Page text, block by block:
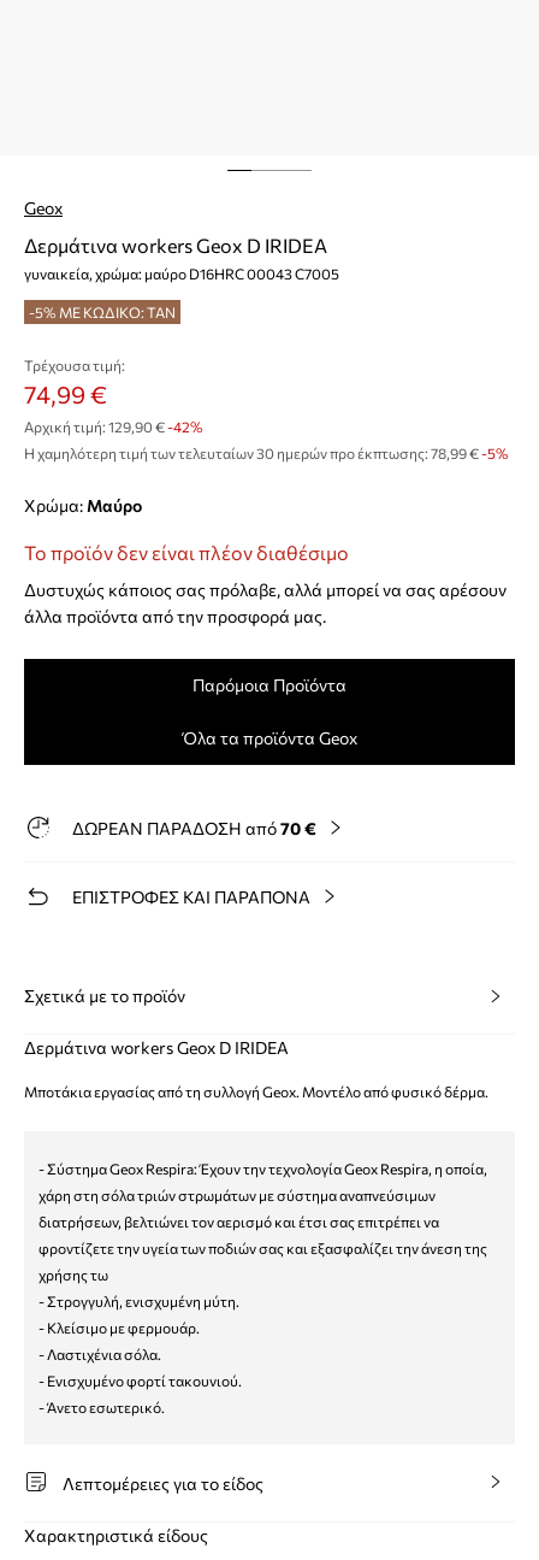
Geox
Δερμάτινα workers Geox D IRIDEA
γυναικεία, χρώμα: μαύρο D16HRC 00043 C7005
-5% ΜΕ ΚΩΔΙΚΟ: TAN
Τρέχουσα τιμή:
74,99 €
Αρχική τιμή: 129,90 €-42%
Η χαμηλότερη τιμή των τελευταίων 30 ημερών προ έκπτωσης: 78,99 € -5%
Χρώμα: μαύρο
Το προϊόν δεν είναι πλέον διαθέσιμο
Δυστυχώς κάποιος σας πρόλαβε, αλλά μπορεί να σας αρέσουν
άλλα προϊόντα από την προσφορά μας.
Παρόμοια Προϊόντα
Όλα τα προϊόντα Geox
ΔΩΡΕΑΝ ΠΑΡΑΔΟΣΗ από70 €
ΕΠΙΣΤΡΟΦΕΣ ΚΑΙ ΠΑΡΑΠΟΝΑ
Σχετικά με το προϊόν
Δερμάτινα workers Geox D IRIDEA
Μποτάκια εργασίας από τη συλλογή Geox. Μοντέλο από φυσικό δέρμα.
- Σύστημα Geox Respira: Έχουν την τεχνολογία Geox Respira, η οποία,
χάρη στη σόλα τριών στρωμάτων με σύστημα αναπνεύσιμων
διατρήσεων, βελτιώνει τον αερισμό και έτσι σας επιτρέπει να
φροντίζετε την υγεία των ποδιών σας και εξασφαλίζει την άνεση της
χρήσης τω
- Στρογγυλή, ενισχυμένη μύτη.
- Κλείσιμο με φερμουάρ.
- Λαστιχένια σόλα.
- Ενισχυμένο φορτί τακουνιού.
- Άνετο εσωτερικό.
Λεπτομέρειες για το είδος
Χαρακτηριστικά είδους